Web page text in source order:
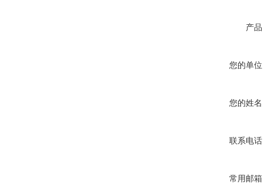
产品
您的单位
您的姓名
联系电话
常用邮箱